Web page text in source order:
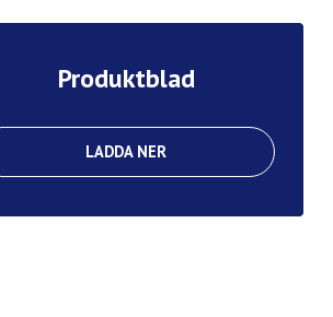
Produktblad
LADDA NER